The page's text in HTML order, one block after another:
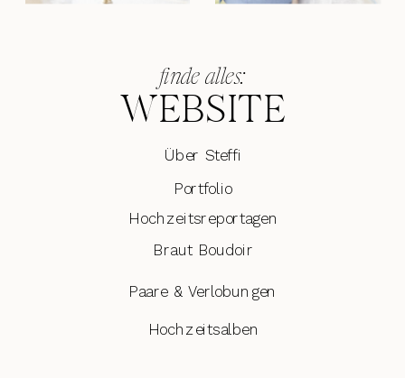
Portfolio
Hochzeitsreportagen
Braut Boudoir
Paare & Verlobungen
Hochzeitsalben
WEBSITE
finde alles:
Über Steffi